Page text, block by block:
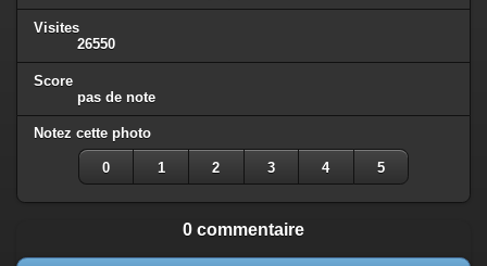
Visites
26550
Score
pas de note
Notez cette photo
0 1 2 3 4 5
0 commentaire